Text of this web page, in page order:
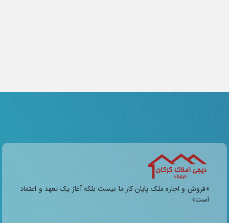
«فروش و اجاره ملک پایان کار ما نیست بلکه آغاز یک تعهد و اعتماد
است»